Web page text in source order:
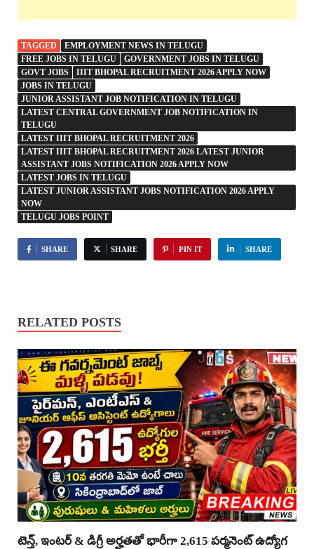
TAGGED
EMPLOYMENT NEWS IN TELUGU
FREE JOBS IN TELUGU
GOVERNMENT JOBS IN TELUGU
GOVT JOBS
IIIT BHOPAL RECRUITMENT 2026 APPLY NOW
JOBS IN TELUGU
JUNIOR ASSISTANT JOB NOTIFICATION IN TELUGU
LATEST CENTRAL GOVERNMENT JOB NOTIFICATION IN
TELUGU
LATEST IIIT BHOPAL RECRUITMENT 2026
LATEST IIIT BHOPAL RECRUITMENT 2026 LATEST JUNIOR
ASSISTANT JOBS NOTIFICATION 2026 APPLY NOW
LATEST JOBS IN TELUGU
LATEST JUNIOR ASSISTANT JOBS NOTIFICATION 2026 APPLY
NOW
TELUGU JOBS POINT
SHARE SHARE PIN IT SHARE
RELATED POSTS
టెన్త్, ఇంటర్ & డిగ్రీ అర్హతతో భారీగా 2,615 పర్మనెంట్ ఉద్యోగ